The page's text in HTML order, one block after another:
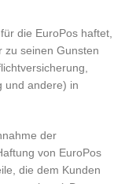
die EuroPos haftet,
zu seinen Gunsten
und andere) in
der
von EuroPos
die dem Kunden